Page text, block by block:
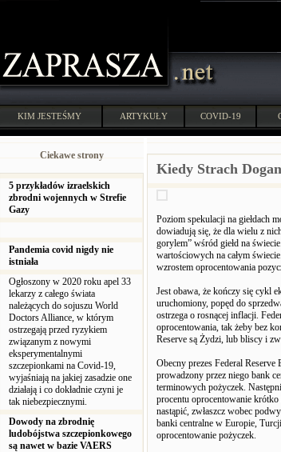
KIM JESTEŚMY ARTYKUŁY COVID-19
Ciekawe strony
5 przykładów izraelskich
zbrodni wojennych w Strefie
Gazy
Pandemia covid nigdy nie
istniała
Ogłoszony w 2020 roku apel 33
lekarzy z całego świata
należących do sojuszu World
Doctors Alliance, w którym
ostrzegają przed ryzykiem
związanym z nowymi
eksperymentalnymi
szczepionkami na Covid-19,
wyjaśniają na jakiej zasadzie one
działają i co dokładnie czyni je
tak niebezpiecznymi.
Dowody na zbrodnię
ludobójstwa szczepionkowego
są nawet w bazie VAERS
Kiedy Strach
Poziom spekulacji na giełdach
dowiadują się, że dla wielu z
gorylem” wśród giełd na
wartościowych na całym
wzrostem oprocentowania
Jest obawa, że kończy się cykl
uruchomiony, popęd do
ostrzega o rosnącej inflacji.
oprocentowania, tak żeby bez
Reserve są Żydzi, lub bliscy i
Obecny prezes Federal
prowadzony przez niego bank
terminowych pożyczek.
procentu oprocentowanie
nastąpić, zwłaszcz wobec
banki centralne w Europie,
oprocentowanie pożyczek.